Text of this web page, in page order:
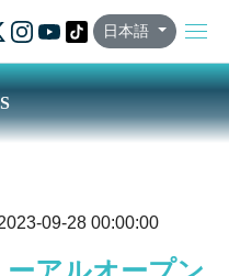
日本語
09-28 00:00:00